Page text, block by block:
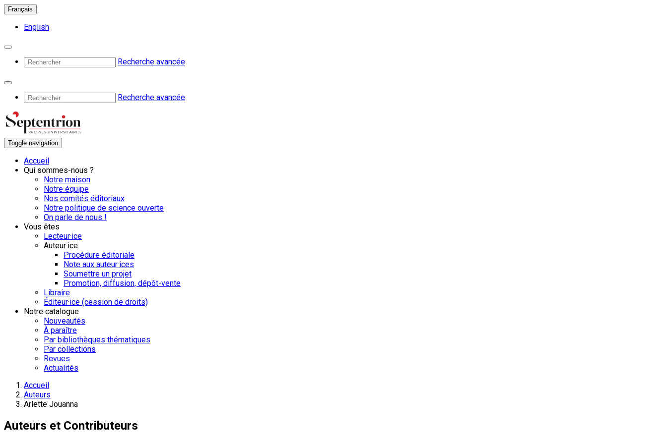
Français
English
Recherche avancée
Recherche avancée
Toggle navigation
Accueil
Qui sommes-nous ?
Notre maison
Notre équipe
Nos comités éditoriaux
Notre politique de science ouverte
On parle de nous !
Vous êtes
Lecteur·ice
Auteur·ice
Procédure éditoriale
Note aux auteur·ices
Soumettre un projet
Promotion, diffusion, dépôt-vente
Libraire
Éditeur·ice (cession de droits)
Notre catalogue
Nouveautés
À paraître
Par bibliothèques thématiques
Par collections
Revues
Actualités
Accueil
Auteurs
Arlette Jouanna
Auteurs et Contributeurs